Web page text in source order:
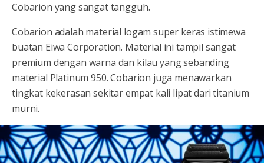
Cobarion yang sangat tangguh.
Cobarion adalah material logam super keras istimewa
buatan Eiwa Corporation. Material ini tampil sangat
premium dengan warna dan kilau yang sebanding
material Platinum 950. Cobarion juga menawarkan
tingkat kekerasan sekitar empat kali lipat dari titanium
murni.